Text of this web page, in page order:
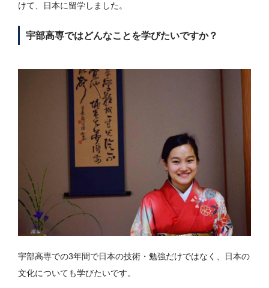
けて、日本に留学しました。
宇部高専ではどんなことを学びたいですか？
宇部高専での3年間で日本の技術・勉強だけではなく、日本の
文化についても学びたいです。